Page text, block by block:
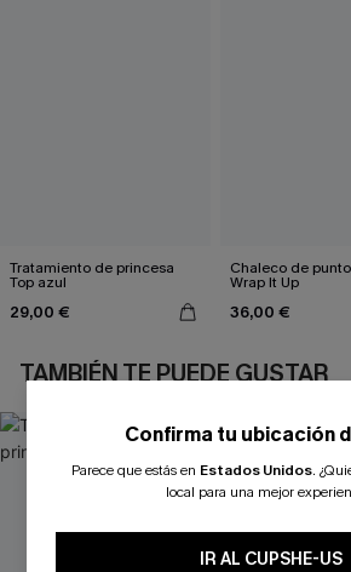
Tratamiento de princesa
Top azul
29,00 €
Chaleco de
Wrap It Up
36,00 €
TAMBIÉN TE PUEDE GUSTAR
Confirma tu ubicación
Parece que estás en Estados Unidos.
local para una mejor
IR AL CUPSHE-US